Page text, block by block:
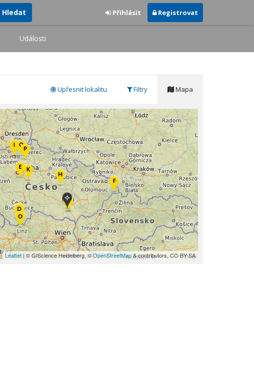
Hledat Přihlásit Registrovat
Události
Mapa
Filtry
Upřesnit lokalitu
Leaflet | © GIScience Heidelberg, ©OpenStreetMap& contributors, CC-BY-SA